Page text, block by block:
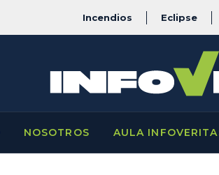
Incendios Eclipse
NOSOTROS AULA